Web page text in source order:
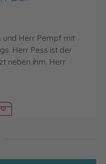
und Herr Pempf mit
Herr Pess ist der
neben ihm. Herr